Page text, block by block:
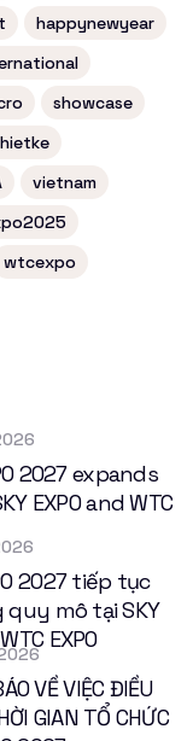
happynewyear
showcase
vietnam
wtcexpo
2027 expands
EXPO and WTC
2027 tiếp tục
quy mô tại SKY
EXPO
VỀ VIỆC ĐIỀU
GIAN TỔ CHỨC